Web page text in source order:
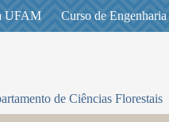
UFAM Curso de
de Ciências Florestais